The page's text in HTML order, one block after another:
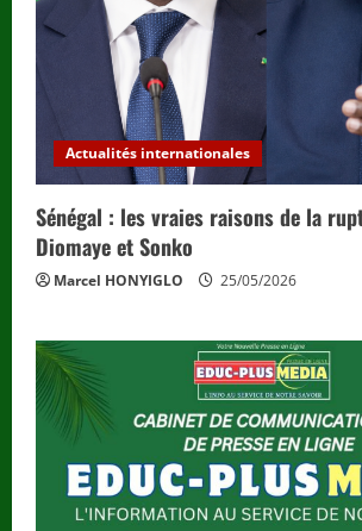
Actualités internationales
Sénégal : les vraies raisons de la
Diomaye et Sonko
Marcel HONYIGLO 25/05/2026